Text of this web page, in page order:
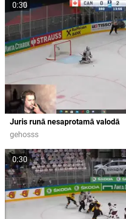
0:30
Juris runā nesaprotamā valodā
gehosss
0:30